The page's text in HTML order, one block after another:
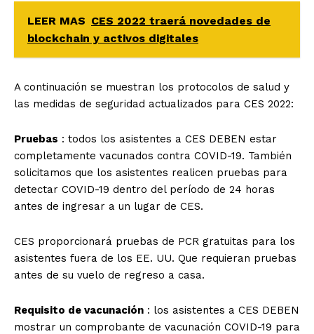
LEER MAS CES 2022 traerá novedades de
blockchain y activos digitales
A continuación se muestran los protocolos de salud y
las medidas de seguridad actualizados para CES 2022:
Pruebas : todos los asistentes a CES DEBEN estar
completamente vacunados contra COVID-19. También
solicitamos que los asistentes realicen pruebas para
detectar COVID-19 dentro del período de 24 horas
antes de ingresar a un lugar de CES.
CES proporcionará pruebas de PCR gratuitas para los
asistentes fuera de los EE. UU. Que requieran pruebas
antes de su vuelo de regreso a casa.
Requisito de vacunación : los asistentes a CES DEBEN
mostrar un comprobante de vacunación COVID-19 para